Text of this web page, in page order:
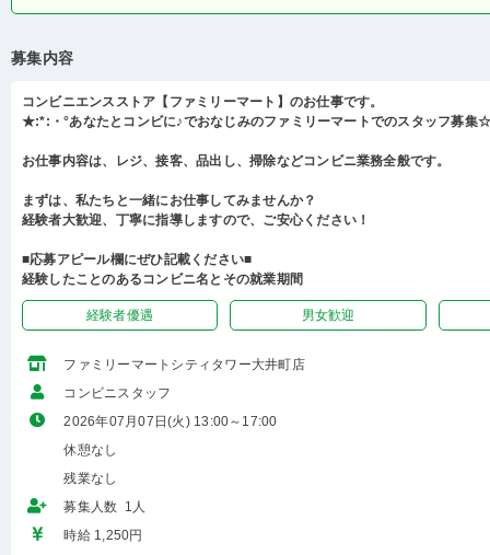
募集内容
コンビニエンスストア【ファミリーマート】のお仕事です。
★:*:・°あなたとコンビに♪でおなじみのファミリーマートでのスタッフ募集
お仕事内容は、レジ、接客、品出し、掃除などコンビニ業務全般です。
まずは、私たちと一緒にお仕事してみませんか？
経験者大歓迎、丁寧に指導しますので、ご安心ください！
■応募アピール欄にぜひ記載ください■
経験したことのあるコンビニ名とその就業期間
経験者優遇 男女歓迎
ファミリーマートシティタワー大井町店
コンビニスタッフ
2026年07月07日(火) 13:00～17:00
休憩なし
残業なし
募集人数 1人
時給 1,250円